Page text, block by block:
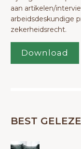
aan artikelen/
arbeidsdeskundige
zekerheidsrecht.
Download
BEST